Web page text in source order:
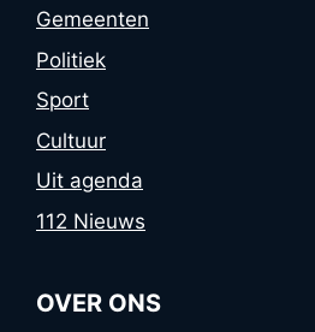
Gemeenten
Politiek
Sport
Cultuur
Uit agenda
112 Nieuws
OVER ONS